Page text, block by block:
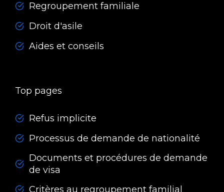
Regroupement familiale
Droit d'asile
Aides et conseils
Top pages
Refus implicite
Processus de demande de nationalité
Documents et procédures de demande
de visa
Critères au regroupement familial